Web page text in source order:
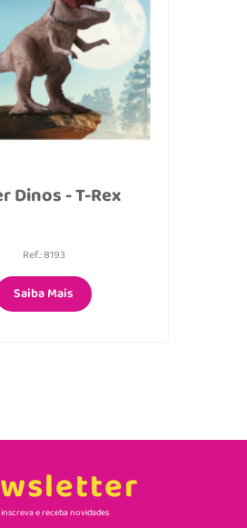
Dinos - T-Rex
Ref.: 8193
Saiba Mais
inscreva e receba novidades